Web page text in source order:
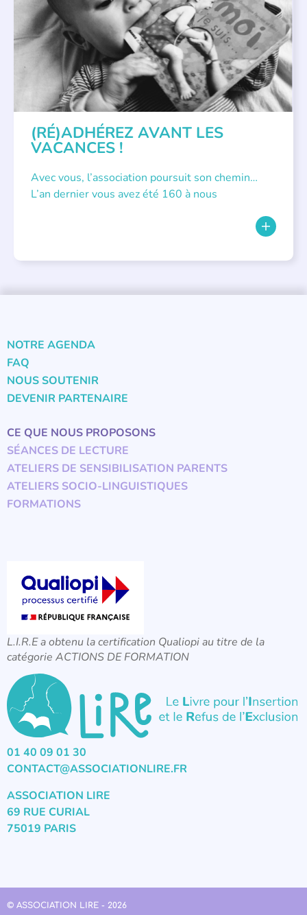
(RÉ)ADHÉREZ AVANT LES
VACANCES !
Avec vous, l’association poursuit son chemin…
L’an dernier vous avez été 160 à nous
NOTRE AGENDA
FAQ
NOUS SOUTENIR
DEVENIR PARTENAIRE
CE QUE NOUS PROPOSONS
SÉANCES DE LECTURE
ATELIERS DE SENSIBILISATION PARENTS
ATELIERS SOCIO-LINGUISTIQUES
FORMATIONS
L.I.R.E a obtenu la certification Qualiopi au titre de la
catégorie ACTIONS DE FORMATION
01 40 09 01 30
CONTACT@ASSOCIATIONLIRE.FR
ASSOCIATION LIRE
69 RUE CURIAL
75019 PARIS
© ASSOCIATION LIRE - 2026